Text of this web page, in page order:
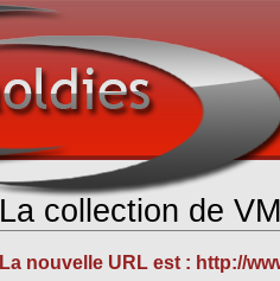
La collection de
La nouvelle URL est : http://